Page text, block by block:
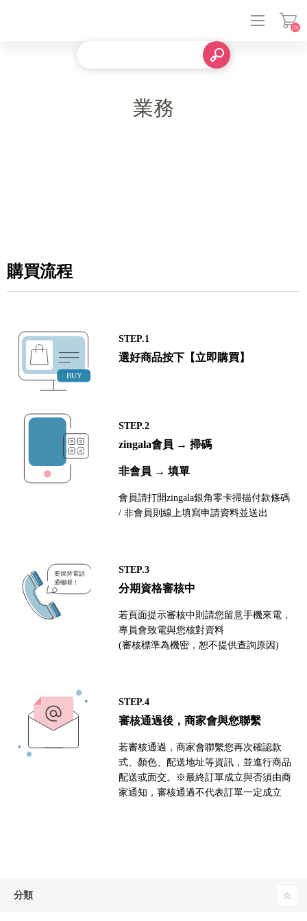
(0)
業務
購買流程
STEP.1
選好商品按下【立即購買】
STEP.2
zingala會員 → 掃碼
非會員 → 填單
會員請打開zingala銀角零卡掃描付款條碼
/ 非會員則線上填寫申請資料並送出
STEP.3
分期資格審核中
若頁面提示審核中則請您留意手機來電，
專員會致電與您核對資料
(審核標準為機密，恕不提供查詢原因)
STEP.4
審核通過後，商家會與您聯繫
若審核通過，商家會聯繫您再次確認款
式、顏色、配送地址等資訊，並進行商品
配送或面交。※最終訂單成立與否須由商
家通知，審核通過不代表訂單一定成立
分類